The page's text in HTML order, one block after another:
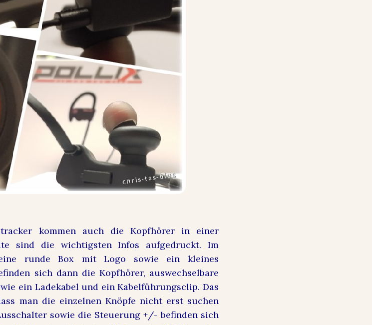
kommen auch die Kopfhörer in einer
sind die wichtigsten Infos aufgedruckt. Im
runde Box mit Logo sowie ein kleines
sich dann die Kopfhörer, auswechselbare
ein Ladekabel und ein Kabelführungsclip. Das
man die einzelnen Knöpfe nicht erst suchen
sowie die Steuerung +/- befinden sich